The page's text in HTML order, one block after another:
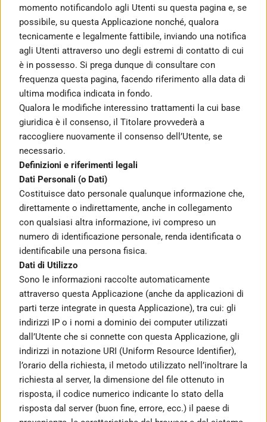
momento notificandolo agli Utenti su questa pagina e, se
possibile, su questa Applicazione nonché, qualora
tecnicamente e legalmente fattibile, inviando una notifica
agli Utenti attraverso uno degli estremi di contatto di cui
è in possesso. Si prega dunque di consultare con
frequenza questa pagina, facendo riferimento alla data di
ultima modifica indicata in fondo.
Qualora le modifiche interessino trattamenti la cui base
giuridica è il consenso, il Titolare provvederà a
raccogliere nuovamente il consenso dell’Utente, se
necessario.
Definizioni e riferimenti legali
Dati Personali (o Dati)
Costituisce dato personale qualunque informazione che,
direttamente o indirettamente, anche in collegamento
con qualsiasi altra informazione, ivi compreso un
numero di identificazione personale, renda identificata o
identificabile una persona fisica.
Dati di Utilizzo
Sono le informazioni raccolte automaticamente
attraverso questa Applicazione (anche da applicazioni di
parti terze integrate in questa Applicazione), tra cui: gli
indirizzi IP o i nomi a dominio dei computer utilizzati
dall’Utente che si connette con questa Applicazione, gli
indirizzi in notazione URI (Uniform Resource Identifier),
l’orario della richiesta, il metodo utilizzato nell’inoltrare la
richiesta al server, la dimensione del file ottenuto in
risposta, il codice numerico indicante lo stato della
risposta dal server (buon fine, errore, ecc.) il paese di